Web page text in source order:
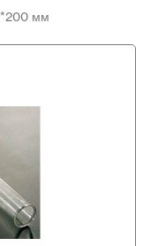
Медичні тренажери та манекени
мм